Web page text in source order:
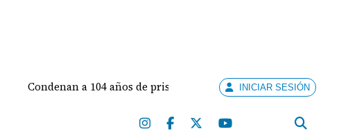
Condenan a 104 años de prisión a pastor por abusar de sus dos
INICIAR SESIÓN